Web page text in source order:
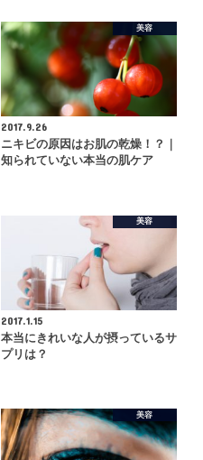
美容
2017.9.26
ニキビの原因はお肌の乾燥！？｜
知られていない本当の肌ケア
美容
2017.1.15
本当にきれいな人が摂っているサ
プリは？
美容